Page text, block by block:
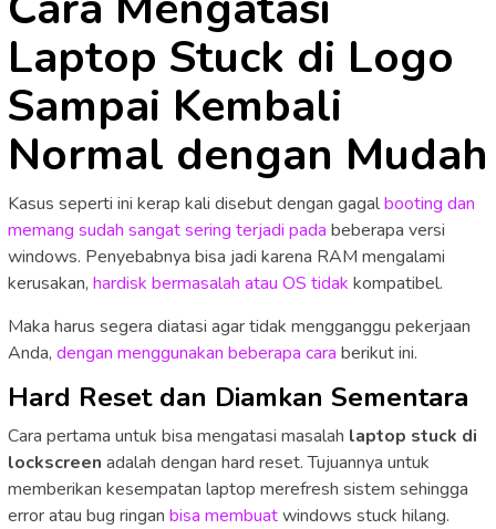
Laptop Stuck di Logo
Sampai Kembali
Normal dengan Mudah
Kasus seperti ini kerap kali disebut dengan gagalbooting dan
memang sudah sangat sering terjadi pada beberapa versi
windows. Penyebabnya bisa jadi karena RAM mengalami
kerusakan, hardisk bermasalah atau OS tidak kompatibel.
Maka harus segera diatasi agar tidak mengganggu pekerjaan
Anda, dengan menggunakan beberapa cara berikut ini.
Hard Reset dan Diamkan Sementara
Cara pertama untuk bisa mengatasi masalah laptop stuck di
lockscreen adalah dengan hard reset. Tujuannya untuk
memberikan kesempatan laptop merefresh sistem sehingga
error atau bug ringan bisa membuatwindows stuck hilang.